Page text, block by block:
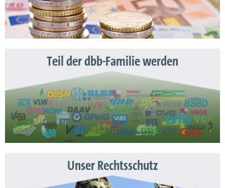
Teil der dbb-Familie werden
Unser Rechtsschutz